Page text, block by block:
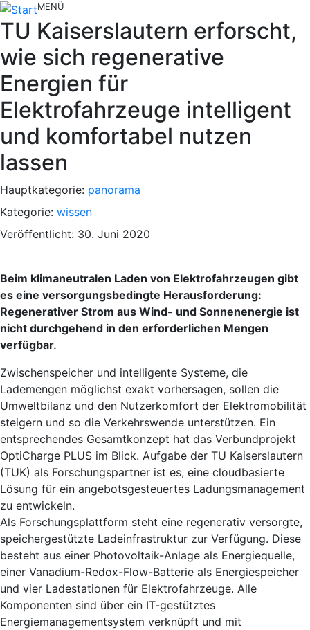
MENÜ
TU Kaiserslautern erforscht,
wie sich regenerative
Energien für
Elektrofahrzeuge intelligent
und komfortabel nutzen
lassen
Hauptkategorie: panorama
Kategorie: wissen
Veröffentlicht: 30. Juni 2020
Beim klimaneutralen Laden von Elektrofahrzeugen gibt
es eine versorgungsbedingte Herausforderung:
Regenerativer Strom aus Wind- und Sonnenenergie ist
nicht durchgehend in den erforderlichen Mengen
verfügbar.
Zwischenspeicher und intelligente Systeme, die
Lademengen möglichst exakt vorhersagen, sollen die
Umweltbilanz und den Nutzerkomfort der Elektromobilität
steigern und so die Verkehrswende unterstützen. Ein
entsprechendes Gesamtkonzept hat das Verbundprojekt
OptiCharge PLUS im Blick. Aufgabe der TU Kaiserslautern
(TUK) als Forschungspartner ist es, eine cloudbasierte
Lösung für ein angebotsgesteuertes Ladungsmanagement
zu entwickeln.
Als Forschungsplattform steht eine regenerativ versorgte,
speichergestützte Ladeinfrastruktur zur Verfügung. Diese
besteht aus einer Photovoltaik-Anlage als Energiequelle,
einer Vanadium-Redox-Flow-Batterie als Energiespeicher
und vier Ladestationen für Elektrofahrzeuge. Alle
Komponenten sind über ein IT-gestütztes
Energiemanagementsystem verknüpft und mit